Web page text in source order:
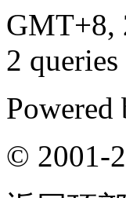
GMT+8,
2
Powered
© 2001-